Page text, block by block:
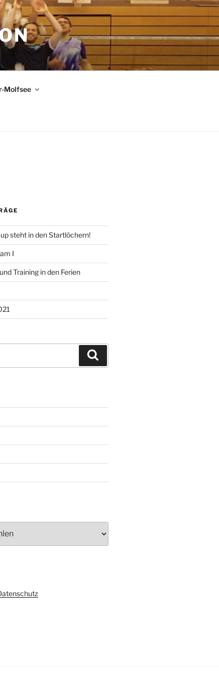
Molfsee
steht in den Startlöchern!
I
Training in den Ferien